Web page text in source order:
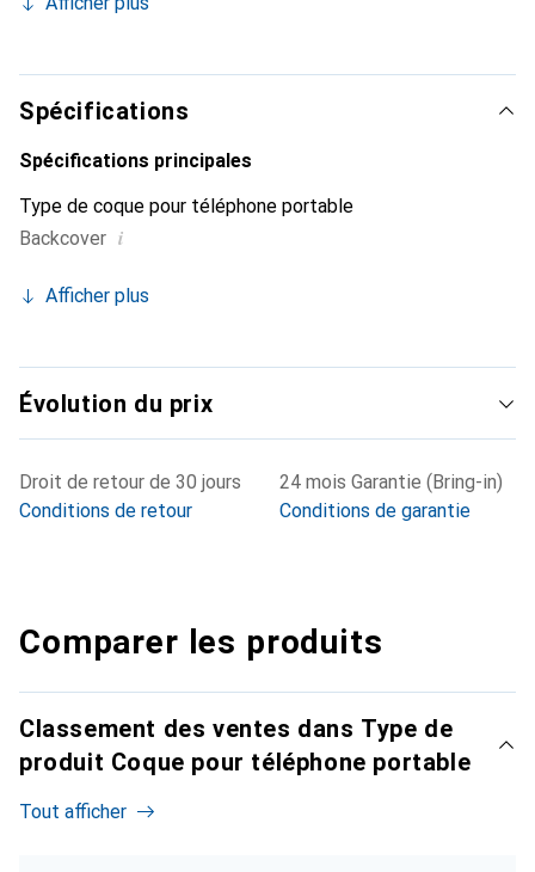
peau. Elle devient l'accessoire chic et indispensable pour
ses produits de haute qualité, la marque Noreve est un
choix fiable pour une clientèle exigeante.
Spécifications
Spécifications principales
Type de coque pour téléphone portable
Backcover i
Afficher plus
Évolution du prix
Droit de retour de 30 jours
Conditions de retour
24 mois Garantie (Bring-in)
Conditions de garantie
Comparer les produits
Classement des ventes dans Type de
produit Coque pour téléphone portable
Tout afficher